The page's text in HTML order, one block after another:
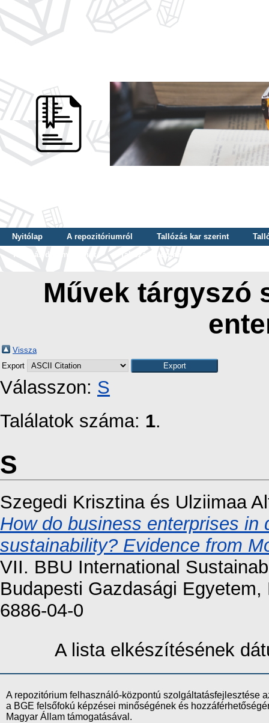
Nyitólap A repozitóriumról Tallózás kar szerint
Tallózás dátum szerint
Tallózás tudományterület szerint
Művek tárgyszó
Vissza
Export
Válasszon: S
Találatok száma: 1.
S
Szegedi Krisztinaés Ulziimaa
How do business enterprises in
sustainability? Evidence from
VII. BBU International
Budapesti Gazdasági
6886-04-0
A lista elkészítésének
A repozitórium felhasználó-központú szolgáltatásfejlesztése
a BGE felsőfokú képzései minőségének és
Magyar Állam támogatásával.